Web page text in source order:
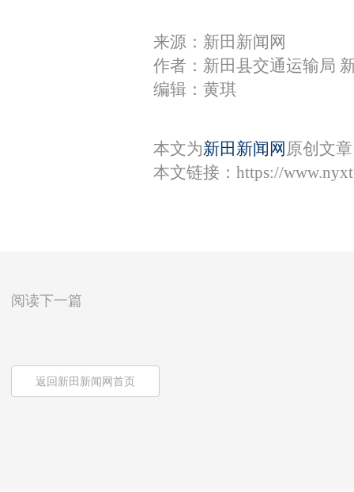
来源：新田新闻网
作者：新田县交通运输局
编辑：黄琪
本文为新田新闻网 原创文
本文链接： https://
阅读下一篇
返回新田新闻网首页